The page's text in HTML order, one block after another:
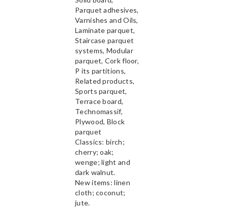
Parquet adhesives,
Varnishes and Oils,
Laminate parquet,
Staircase parquet
systems, Modular
parquet, Cork floor,
P its partitions,
Related products,
Sports parquet,
Terrace board,
Technomassif,
Plywood, Block
parquet
Classics: birch;
cherry; oak;
wenge; light and
dark walnut.
New items: linen
cloth; coconut;
jute.